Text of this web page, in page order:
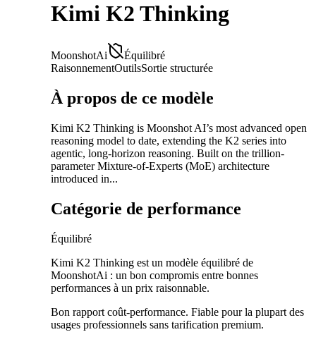
Kimi K2 Thinking
MoonshotAi
Équilibré
RaisonnementOutilsSortie structurée
À propos de ce modèle
Kimi K2 Thinking is Moonshot AI’s most advanced open
reasoning model to date, extending the K2 series into
agentic, long-horizon reasoning. Built on the trillion-
parameter Mixture-of-Experts (MoE) architecture
introduced in...
Catégorie de performance
Équilibré
Kimi K2 Thinking est un modèle équilibré de
MoonshotAi : un bon compromis entre bonnes
performances à un prix raisonnable.
Bon rapport coût-performance. Fiable pour la plupart des
usages professionnels sans tarification premium.